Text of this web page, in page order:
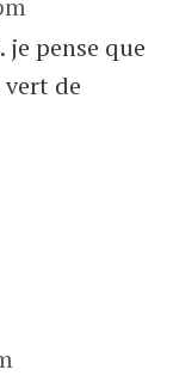
je pense que
de